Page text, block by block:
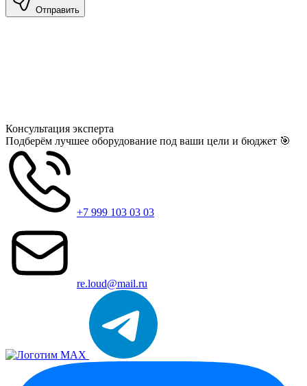
Отправить
Консультация эксперта
Подберём лучшее оборудование под ваши цели и бюджет 🎯
+7 999 103 03 03
re.loud@mail.ru